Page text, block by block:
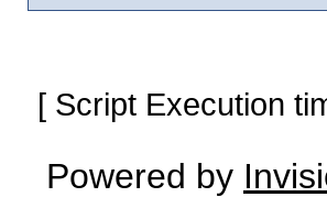
[ Script Execution
Powered by